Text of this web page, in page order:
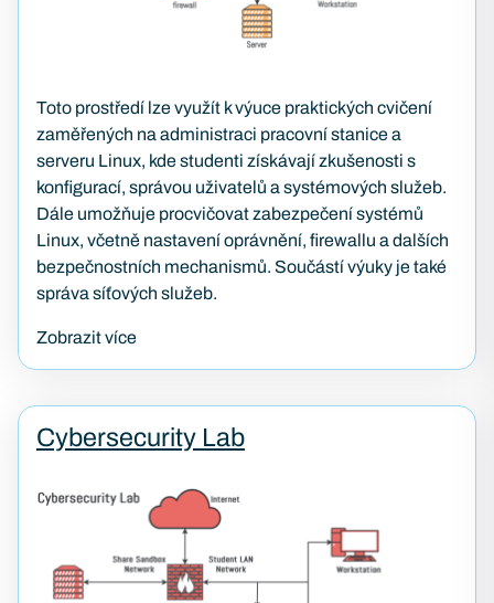
Toto prostředí lze využít k výuce praktických cvičení
zaměřených na administraci pracovní stanice a
serveru Linux, kde studenti získávají zkušenosti s
konfigurací, správou uživatelů a systémových služeb.
Dále umožňuje procvičovat zabezpečení systémů
Linux, včetně nastavení oprávnění, firewallu a dalších
bezpečnostních mechanismů. Součástí výuky je také
správa síťových služeb.
Zobrazit více
Cybersecurity Lab